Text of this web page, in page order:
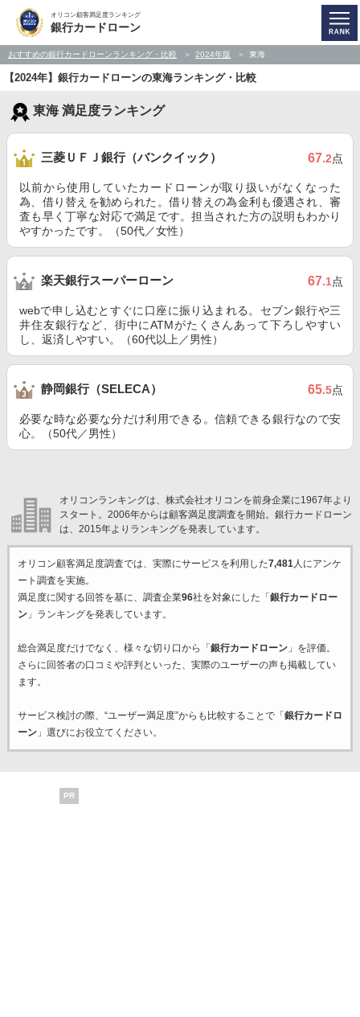
オリコン顧客満足度ランキング
銀行カードローン
おすすめの銀行カードローンランキング・比較 2024年版 東海
【2024年】銀行カードローンの東海ランキング・比較
東海 満足度ランキング
三菱ＵＦＪ銀行（バンクイック） 67.2点
以前から使用していたカードローンが取り扱いがなくなった
為、借り替えを勧められた。借り替えの為金利も優遇され、審
査も早く丁寧な対応で満足です。担当された方の説明もわかり
やすかったです。（50代／女性）
楽天銀行スーパーローン 67.1点
webで申し込むとすぐに口座に振り込まれる。セブン銀行や三
井住友銀行など、街中にATMがたくさんあって下ろしやすい
し、返済しやすい。（60代以上／男性）
静岡銀行（SELECA） 65.5点
必要な時な必要な分だけ利用できる。信頼できる銀行なので安
心。（50代／男性）
オリコンランキングは、株式会社オリコンを前身企業に1967年より
スタート。2006年からは顧客満足度調査を開始。銀行カードローン
は、2015年よりランキングを発表しています。
オリコン顧客満足度調査では、実際にサービスを利用した7,481人にアンケ
ート調査を実施。
満足度に関する回答を基に、調査企業96社を対象にした「 銀行カードロー
ン」ランキングを発表しています。
総合満足度だけでなく、様々な切り口から「 銀行カードローン」を評価。
さらに回答者の口コミや評判といった、実際のユーザーの声も掲載してい
ます。
サービス検討の際、“ユーザー満足度”からも比較することで「 銀行カードロ
ーン」選びにお役立てください。
PR